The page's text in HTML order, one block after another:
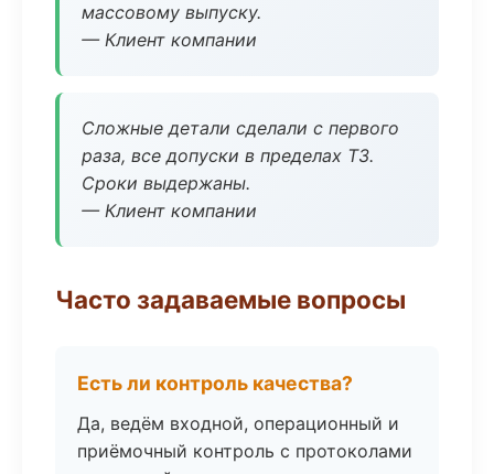
массовому выпуску.
— Клиент компании
Сложные детали сделали с первого
раза, все допуски в пределах ТЗ.
Сроки выдержаны.
— Клиент компании
Часто задаваемые вопросы
Есть ли контроль качества?
Да, ведём входной, операционный и
приёмочный контроль с протоколами